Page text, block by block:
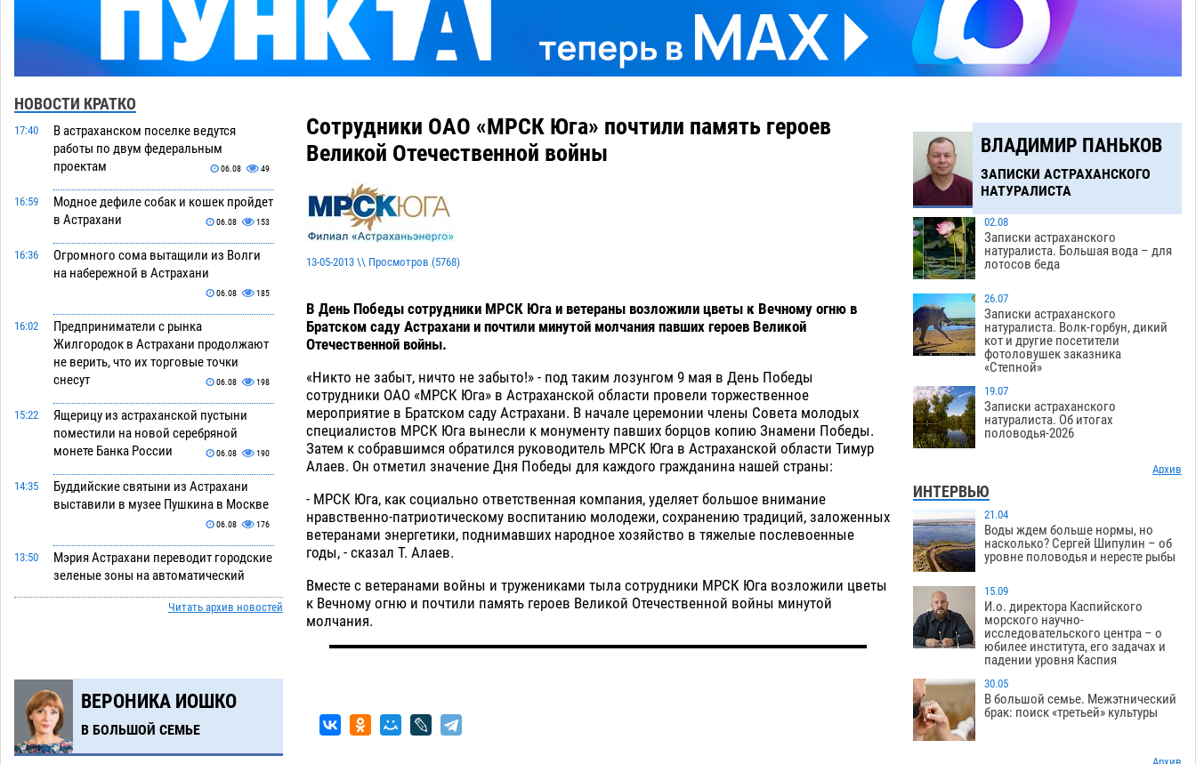
НОВОСТИ КРАТКО
17:40
В астраханском поселке ведутся
работы по двум федеральным
проектам
06.08 49
16:59
Модное дефиле собак и кошек пройдет
в Астрахани
06.08 153
16:36
Огромного сома вытащили из Волги
на набережной в Астрахани
06.08 185
16:02
Предприниматели с рынка
Жилгородок в Астрахани продолжают
не верить, что их торговые точки
снесут
06.08 198
15:22
Ящерицу из астраханской пустыни
поместили на новой серебряной
монете Банка России
06.08 190
14:35
Буддийские святыни из Астрахани
выставили в музее Пушкина в Москве
06.08 176
13:50
Мэрия Астрахани переводит городские
зеленые зоны на автоматический
полив
06.08 181
12:49
Астраханские гандболисты с крупной
победы стартовали на Всероссийской
Спартакиаде
12:16
В астраханском селе невестка
Читать архив новостей
ВЕРОНИКА ИОШКО
В БОЛЬШОЙ СЕМЬЕ
Сотрудники ОАО «МРСК Юга» почтили память героев
Великой Отечественной войны
13-05-2013 \\ Просмотров (5768)
В День Победы сотрудники МРСК Юга и ветераны возложили цветы к Вечному огню в
Братском саду Астрахани и почтили минутой молчания павших героев Великой
Отечественной войны.
«Никто не забыт, ничто не забыто!» - под таким лозунгом 9 мая в День Победы
сотрудники ОАО «МРСК Юга» в Астраханской области провели торжественное
мероприятие в Братском саду Астрахани. В начале церемонии члены Совета молодых
специалистов МРСК Юга вынесли к монументу павших борцов копию Знамени Победы.
Затем к собравшимся обратился руководитель МРСК Юга в Астраханской области Тимур
Алаев. Он отметил значение Дня Победы для каждого гражданина нашей страны:
- МРСК Юга, как социально ответственная компания, уделяет большое внимание
нравственно-патриотическому воспитанию молодежи, сохранению традиций, заложенных
ветеранами энергетики, поднимавших народное хозяйство в тяжелые послевоенные
годы, - сказал Т. Алаев.
Вместе с ветеранами войны и тружениками тыла сотрудники МРСК Юга возложили цветы
к Вечному огню и почтили память героев Великой Отечественной войны минутой
молчания.
ВЛАДИМИР ПАНЬКОВ
ЗАПИСКИ АСТРАХАНСКОГО
НАТУРАЛИСТА
02.08
Записки астраханского
натуралиста. Большая вода – для
лотосов беда
26.07
Записки астраханского
натуралиста. Волк-горбун, дикий
кот и другие посетители
фотоловушек заказника
«Степной»
19.07
Записки астраханского
натуралиста. Об итогах
половодья-2026
Архив
ИНТЕРВЬЮ
21.04
Воды ждем больше нормы, но
насколько? Сергей Шипулин – об
уровне половодья и нересте рыбы
15.09
И.о. директора Каспийского
морского научно-
исследовательского центра – о
юбилее института, его задачах и
падении уровня Каспия
30.05
В большой семье. Межэтнический
брак: поиск «третьей» культуры